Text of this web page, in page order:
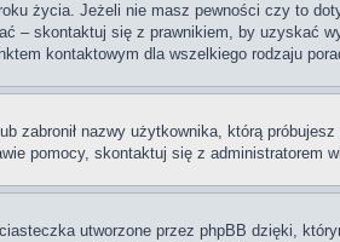
życia. Jeżeli nie masz pewności czy to
– skontaktuj się z prawnikiem, by uzyskać
kontaktowym dla wszelkiego rodzaju
zabronił nazwy użytkownika, którą
pomocy, skontaktuj się z administratorem
utworzone przez phpBB dzięki,